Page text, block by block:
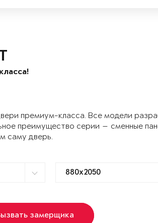
премиум-класса. Все модели
преимущество серии — сменные
саму дверь.
замерщика